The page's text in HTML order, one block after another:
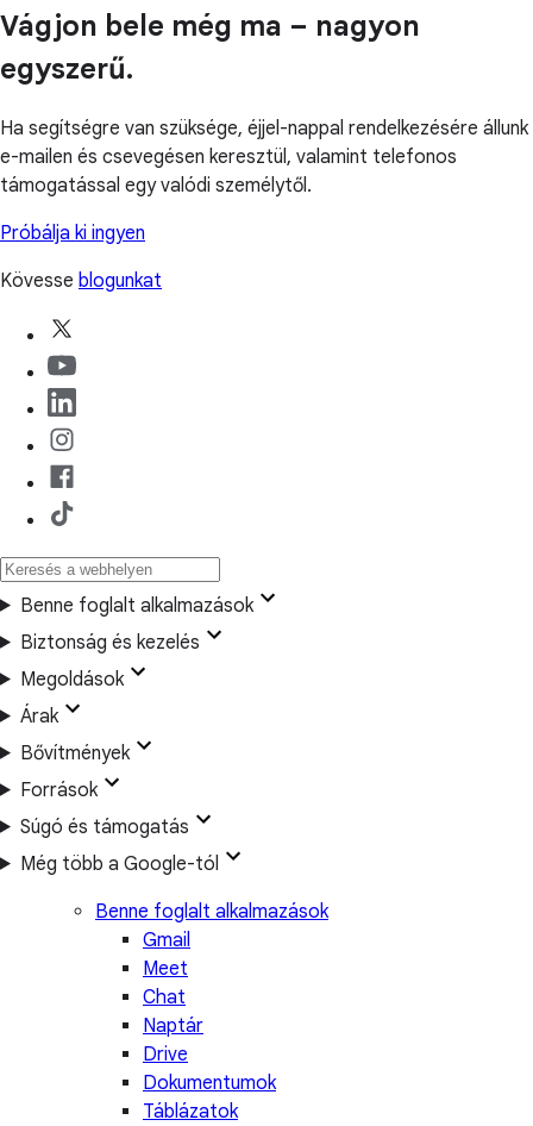
Vágjon bele még ma – nagyon
egyszerű.
Ha segítségre van szüksége, éjjel-nappal rendelkezésére állunk
e-mailen és csevegésen keresztül, valamint telefonos
támogatással egy valódi személytől.
Próbálja ki ingyen
Kövesse blogunkat
Benne foglalt alkalmazások
Biztonság és kezelés
Megoldások
Árak
Bővítmények
Források
Súgó és támogatás
Még több a Google-tól
Benne foglalt alkalmazások
Gmail
Meet
Chat
Naptár
Drive
Dokumentumok
Táblázatok